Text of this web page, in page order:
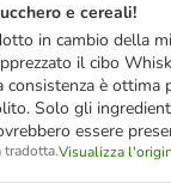
e cereali!
in cambio della
il cibo
consistenza è ottima
Solo gli
essere
tradotta.Visualizza